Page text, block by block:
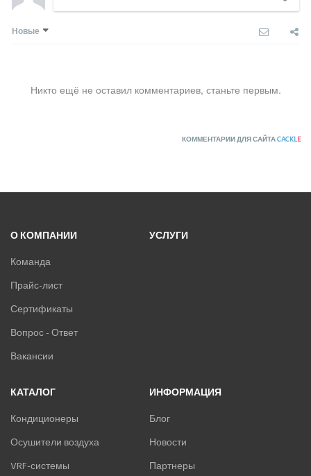
Новые
Никто ещё не оставил комментариев, станьте первым.
КОММЕНТАРИИ ДЛЯ САЙТАCACKLE
О КОМПАНИИ
Команда
Прайс-лист
Сертификаты
Вопрос - Ответ
Вакансии
УСЛУГИ
КАТАЛОГ
Кондиционеры
Осушители воздуха
VRF-системы
ИНФОРМАЦИЯ
Блог
Новости
Партнеры